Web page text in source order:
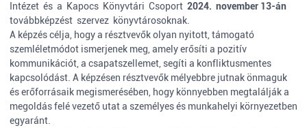
Intézet és a Kapocs Könyvtári Csoport 2024. november 13-án
továbbképzést szervez könyvtárosoknak.
A képzés célja, hogy a résztvevők olyan nyitott, támogató
szemléletmódot ismerjenek meg, amely erősíti a pozitív
kommunikációt, a csapatszellemet, segíti a konfliktusmentes
kapcsolódást. A képzésen résztvevők mélyebbre jutnak önmaguk
és erőforrásaik megismerésében, hogy könnyebben megtalálják a
megoldás felé vezető utat a személyes és munkahelyi környezetben
egyaránt.